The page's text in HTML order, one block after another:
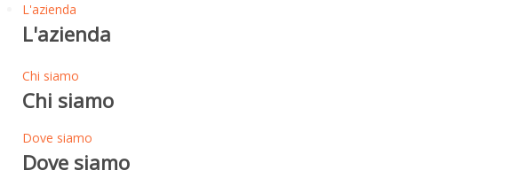
L'azienda
L'azienda
Chi siamo
Chi siamo
Dove siamo
Dove siamo